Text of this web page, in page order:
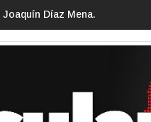
Segura impulsa el turismo